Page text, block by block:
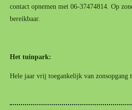
contact opnemen met 06-37474814. Op
bereikbaar.
Het tuinpark:
Hele jaar vrij toegankelijk van zonsopgang